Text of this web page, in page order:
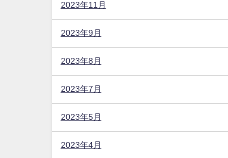
2023年11月
2023年9月
2023年8月
2023年7月
2023年5月
2023年4月